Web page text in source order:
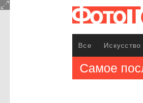
Все Искусство
Самое